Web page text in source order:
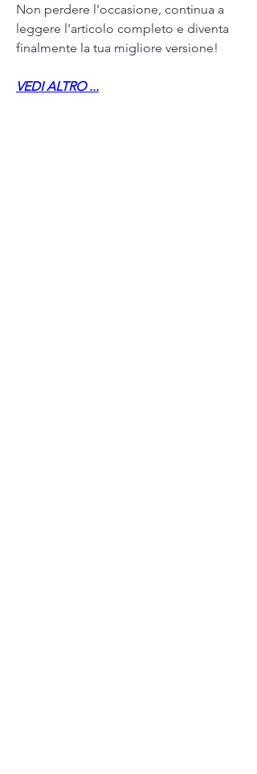
Non perdere l'occasione, continua a
leggere l'articolo completo e diventa
finalmente la tua migliore versione!
VEDI ALTRO ...